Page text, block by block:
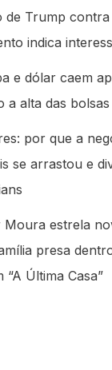
de Trump
indica
e dólar caem
a alta das
por que a
se arrastou e
Moura estrela
presa
“A Última Casa”